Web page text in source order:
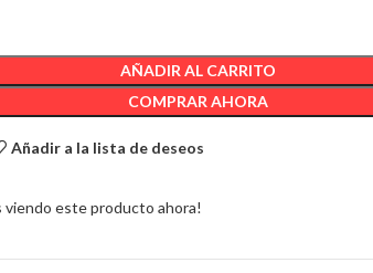
AÑADIR AL CARRITO
COMPRAR AHORA
Añadir a la lista de deseos
viendo este producto ahora!